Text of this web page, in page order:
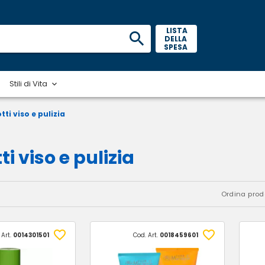
LISTA
DELLA
SPESA
Stili di Vita
viso e pulizia
viso e pulizia
Ordina
Art. 0014301501 Cod. Art. 0018459601